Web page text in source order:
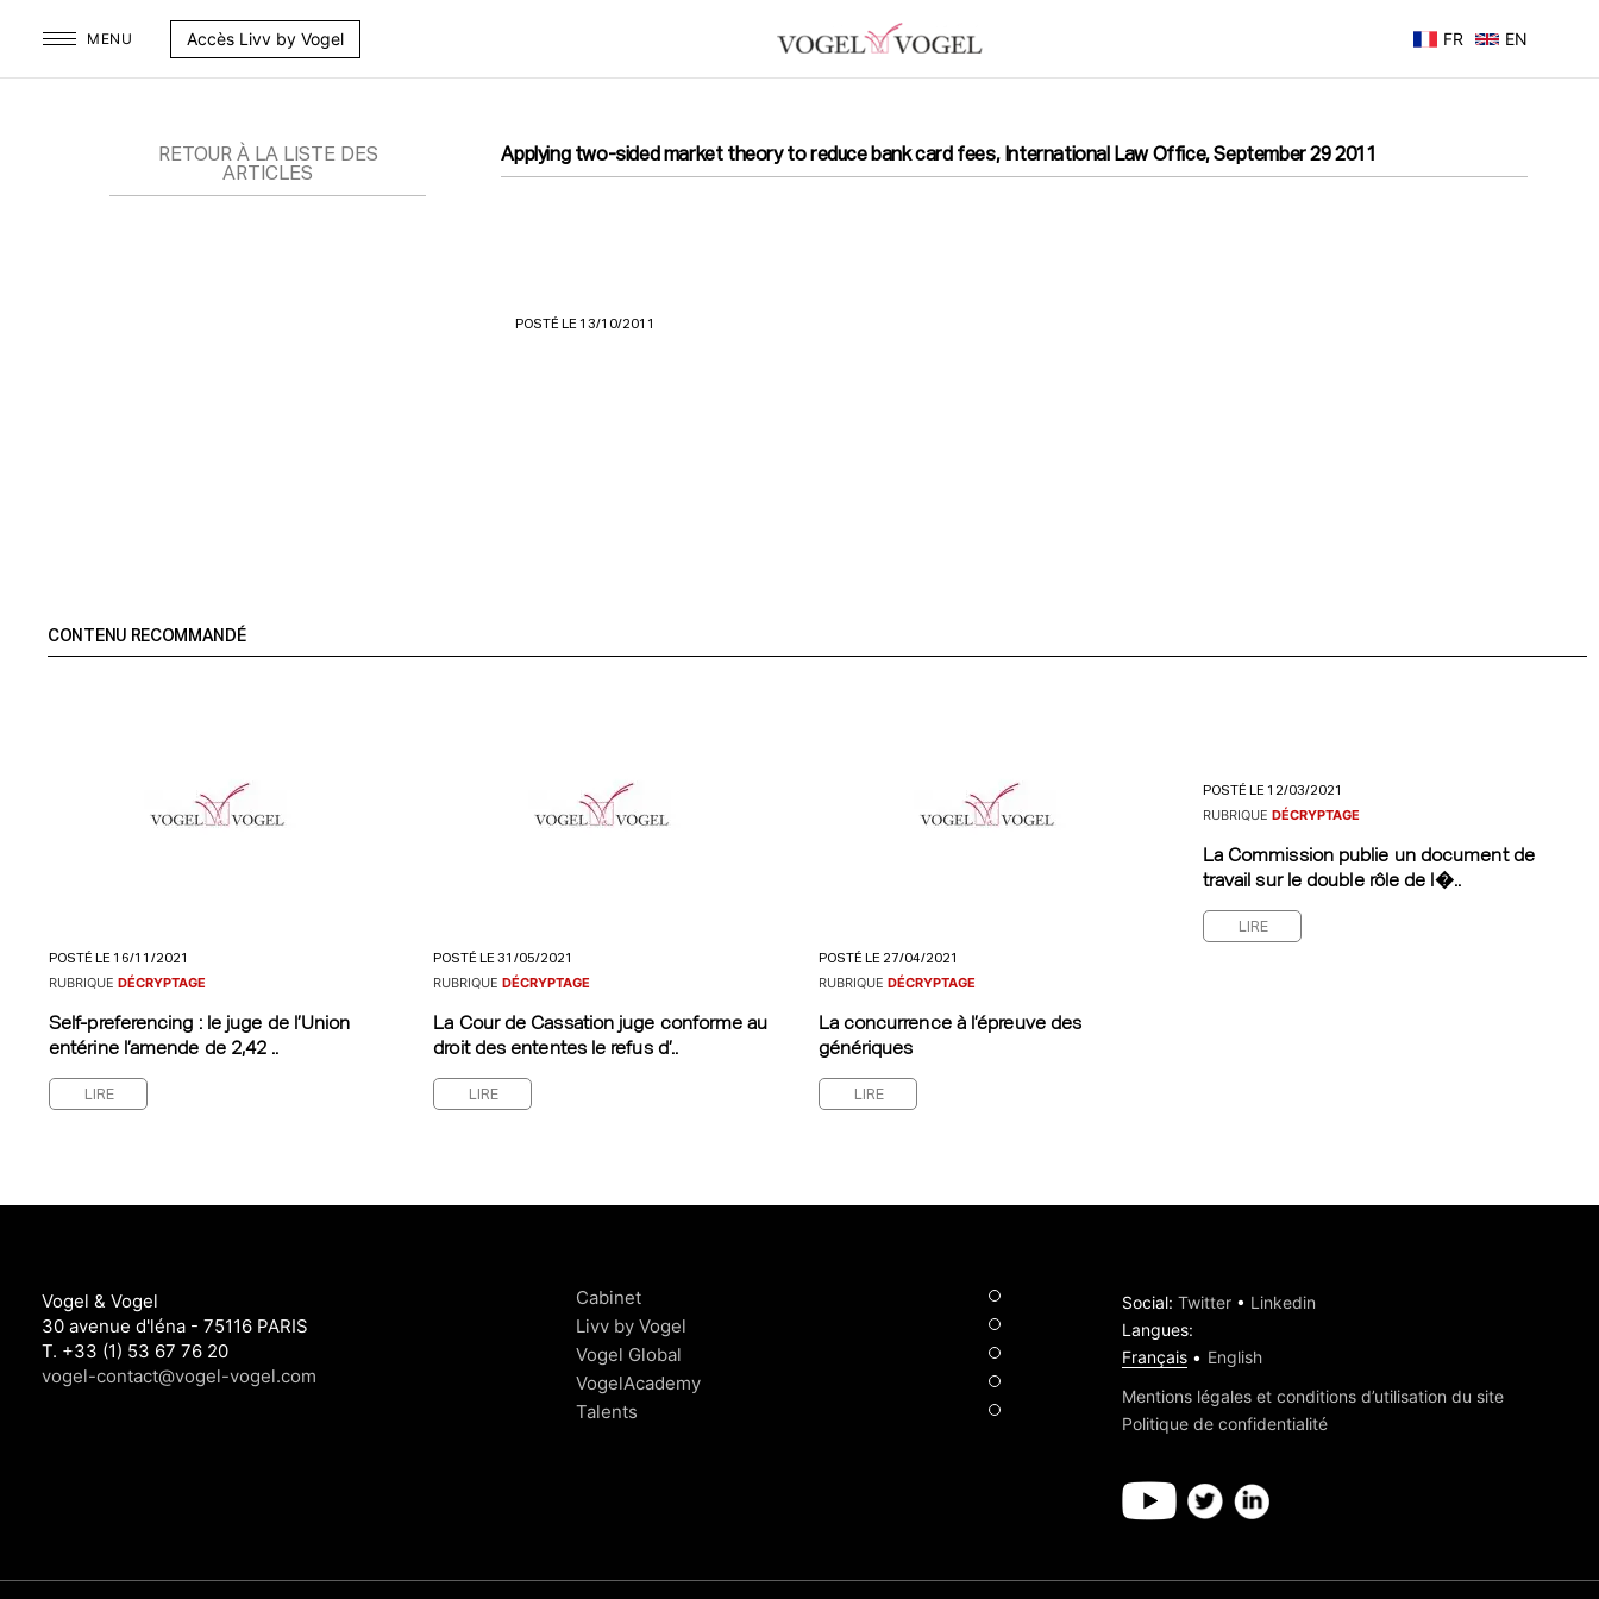
MENU Accès Livv by Vogel FR EN
RETOUR À LA LISTE DES
ARTICLES
Applying two-sided market theory to reduce bank card fees, International Law Office, September 29 2011
POSTÉ LE 13/10/2011
CONTENU RECOMMANDÉ
POSTÉ LE 16/11/2021
RUBRIQUE DÉCRYPTAGE
Self-preferencing : le juge de l’Union
entérine l’amende de 2,42 ..
LIRE
POSTÉ LE 31/05/2021
RUBRIQUEDÉCRYPTAGE
La Cour de Cassation juge conforme au
droit des ententes le refus d’..
LIRE
POSTÉ LE 27/04/2021
RUBRIQUE DÉCRYPTAGE
La concurrence à l’épreuve des
génériques
LIRE
POSTÉ LE 12/03/2021
RUBRIQUE DÉCRYPTAGE
La Commission publie un document de
travail sur le double rôle de l�..
LIRE
Vogel & Vogel
30 avenue d'léna - 75116 PARIS
T. +33 (1) 53 67 76 20
vogel-contact@vogel-vogel.com
Cabinet
Livv by Vogel
Vogel Global
VogelAcademy
Talents
Social: Twitter• Linkedin
Langues:
Français
English
Mentions légales et conditions d’utilisation du site
Politique de confidentialité